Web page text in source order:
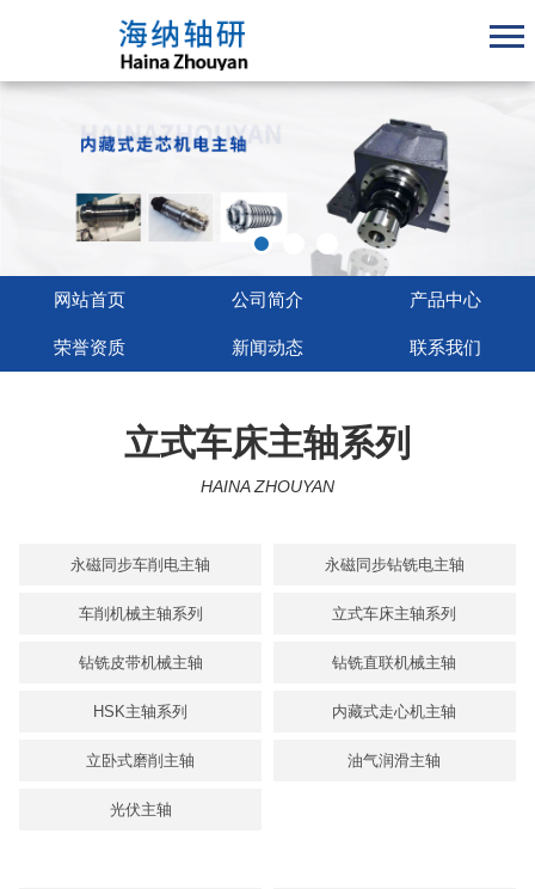
网站首页 公司简介 产品中心
荣誉资质 新闻动态 联系我们
立式车床主轴系列
HAINA ZHOUYAN
永磁同步车削电主轴 永磁同步钻铣电主轴
车削机械主轴系列 立式车床主轴系列
钻铣皮带机械主轴 钻铣直联机械主轴
HSK主轴系列 内藏式走心机主轴
立卧式磨削主轴 油气润滑主轴
光伏主轴